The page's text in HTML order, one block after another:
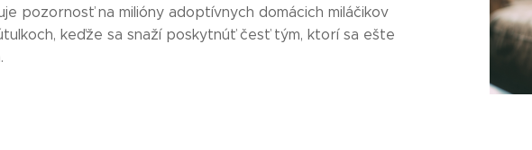
pozornosť na milióny adoptívnych domácich miláčikov
keďže sa snaží poskytnúť česť tým, ktorí sa ešte